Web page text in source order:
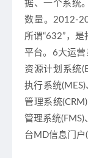
据、一个系统
数量。2012-
所谓“632”，
平台。6大运营
资源计划系统
执行系统
管理系统
管理系统(FMS)
台MD信息门户